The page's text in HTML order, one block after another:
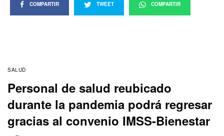
COMPARTIR TWEET COMPARTIR
SALUD
Personal de salud reubicado
durante la pandemia podrá regresar
gracias al convenio IMSS-Bienestar